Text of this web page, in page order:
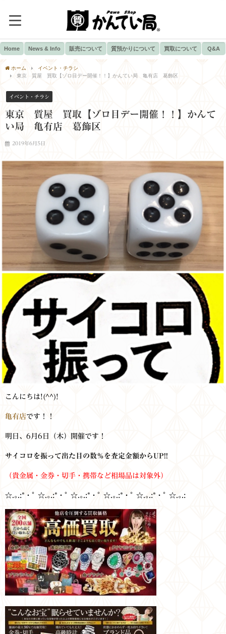
Home News & Info 販売について 質預かりについて 買取について Q&A
ホーム
イベント・チラシ
東京 質屋 買取【ゾロ目デー開催！！】かんてい局 亀有店 葛飾区
イベント・チラシ
東京 質屋 買取【ゾロ目デー開催！！】かんて
い局 亀有店 葛飾区
2019年6月5日
こんにちは!(^^)!
亀有店です！！
明日、6月6日（木）開催です！
サイコロを振って出た目の数％を査定金額からUP!!
（貴金属・金券・切手・携帯など相場品は対象外）
☆.｡.:*・ﾟ ☆.｡.:*・ﾟ ☆.｡.:*・ﾟ ☆.｡.:*・ﾟ ☆.｡.:*・ﾟ ☆.｡.: